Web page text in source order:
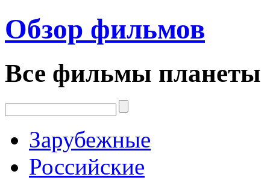
Обзор фильмов
Все фильмы планеты
Зарубежные
Российские